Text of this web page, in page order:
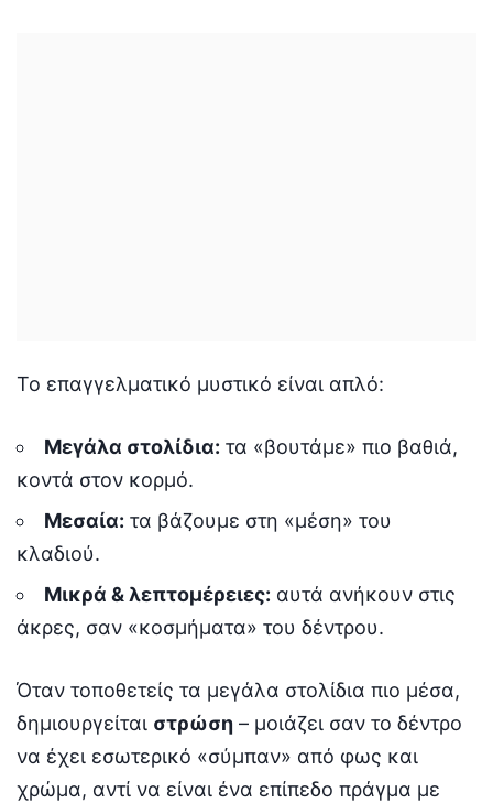
Το επαγγελματικό μυστικό είναι απλό:
Μεγάλα στολίδια: τα «βουτάμε» πιο βαθιά,
κοντά στον κορμό.
Μεσαία: τα βάζουμε στη «μέση» του
κλαδιού.
Μικρά & λεπτομέρειες: αυτά ανήκουν στις
άκρες, σαν «κοσμήματα» του δέντρου.
Όταν τοποθετείς τα μεγάλα στολίδια πιο μέσα,
δημιουργείται στρώση – μοιάζει σαν το δέντρο
να έχει εσωτερικό «σύμπαν» από φως και
χρώμα, αντί να είναι ένα επίπεδο πράγμα με